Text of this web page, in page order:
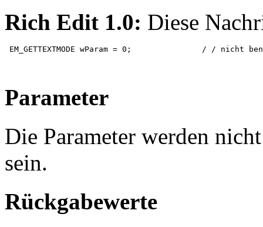
Rich Edit 1.0: Diese
EM_GETTEXTMODE wParam = 0;               / /
Parameter
Die Parameter werden
sein.
Rückgabewerte